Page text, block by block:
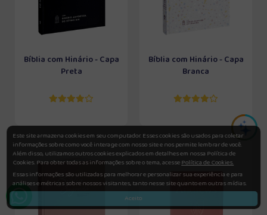
Bíblia com Hinário - Capa
Preta
Bíblia com Hinário - Capa
Branca
Este site armazena cookies em seu computador. Esses cookies são usados para coletar
informações sobre como você interage com nosso site e nos permite lembrar de você.
Além disso, utilizamos outros cookies explicados em detalhes em nossa Política de
Cookies. Para obter todas as informações sobre o tema, acessePolítica de Cookies.
Essas informações são utilizadas para melhorar e personalizar sua experiência e para
análises e métricas sobre nossos visitantes, tanto nesse site quanto em outras mídias.
Aceito